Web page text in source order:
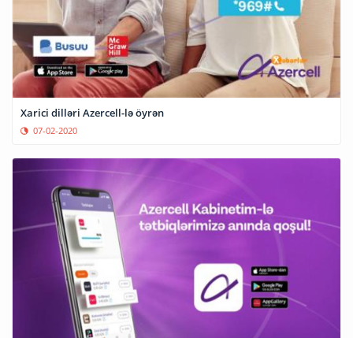
Xarici dilləri Azercell-lə öyrən
07-02-2020